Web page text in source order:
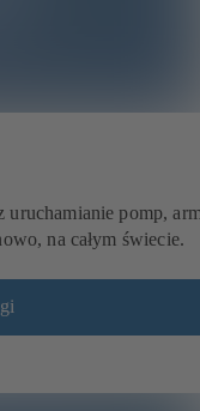
pomp,
na całym świecie.